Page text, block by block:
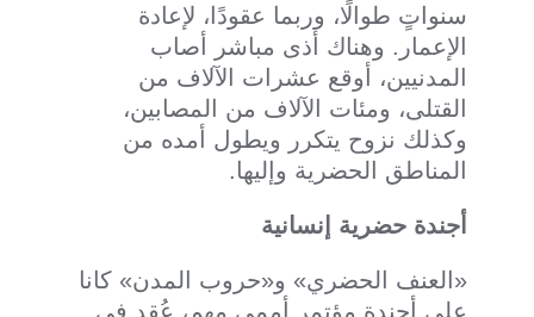
سنواتٍ طوالًا، وربما عقودًا، لإعادة
الإعمار. وهناك أذى مباشر أصاب
المدنيين، أوقع عشرات الآلاف من
القتلى، ومئات الآلاف من المصابين،
وكذلك نزوح يتكرر ويطول أمده من
المناطق الحضرية وإليها.
أجندة حضرية إنسانية
«العنف الحضري» و«حروب المدن» كانا
على أجندة مؤتمر أممي مهم، عُقد في